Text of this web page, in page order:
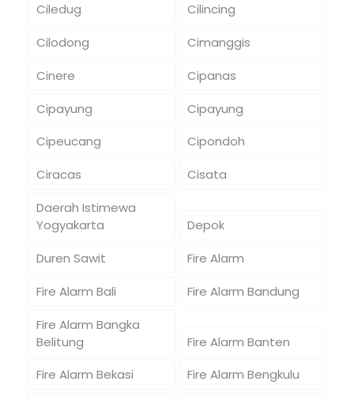
Ciledug
Cilincing
Cilodong
Cimanggis
Cinere
Cipanas
Cipayung
Cipayung
Cipeucang
Cipondoh
Ciracas
Cisata
Daerah Istimewa
Yogyakarta
Depok
Duren Sawit
Fire Alarm
Fire Alarm Bali
Fire Alarm Bandung
Fire Alarm Bangka
Belitung
Fire Alarm Banten
Fire Alarm Bekasi
Fire Alarm Bengkulu